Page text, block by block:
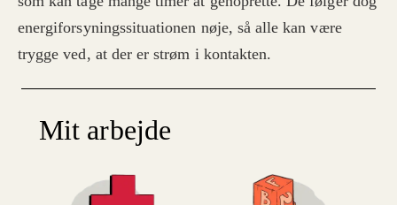
energiforsyningssituationen nøje, så alle kan være
trygge ved, at der er strøm i kontakten.
Mit arbejde